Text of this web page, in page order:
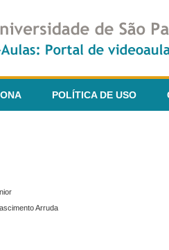
POLÍTICA DE USO
Arruda